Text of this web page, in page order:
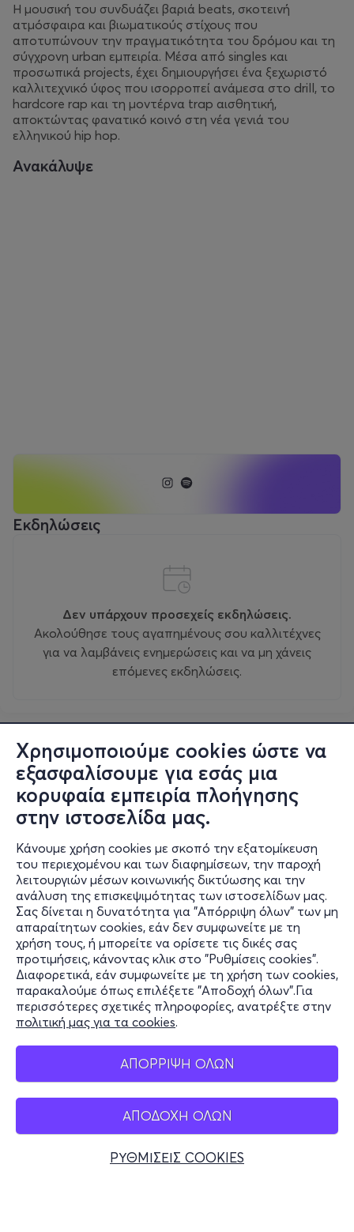
Χρησιμοποιούμε cookies ώστε να
εξασφαλίσουμε για εσάς μια
κορυφαία εμπειρία πλοήγησης
στην ιστοσελίδα μας.
Κάνουμε χρήση cookies με σκοπό την εξατομίκευση
του περιεχομένου και των διαφημίσεων, την παροχή
λειτουργιών μέσων κοινωνικής δικτύωσης και την
ανάλυση της επισκεψιμότητας των ιστοσελίδων μας.
Σας δίνεται η δυνατότητα για "Απόρριψη όλων" των μη
απαραίτητων cookies, εάν δεν συμφωνείτε με τη
χρήση τους, ή μπορείτε να ορίσετε τις δικές σας
προτιμήσεις, κάνοντας κλικ στο "Ρυθμίσεις cookies".
Διαφορετικά, εάν συμφωνείτε με τη χρήση των cookies,
παρακαλούμε όπως επιλέξετε "Αποδοχή όλων".Για
περισσότερες σχετικές πληροφορίες, ανατρέξτε στην
πολιτική μας για τα cookies.
ΑΠΟΡΡΙΨΗ ΟΛΩΝ
ΑΠΟΔΟΧΗ ΟΛΩΝ
ΡΥΘΜΙΣΕΙΣ COOKIES
Η μουσική του συνδυάζει βαριά beats, σκοτεινή
ατμόσφαιρα και βιωματικούς στίχους που
αποτυπώνουν την πραγματικότητα του δρόμου και τη
σύγχρονη urban εμπειρία. Μέσα από singles και
προσωπικά projects, έχει δημιουργήσει ένα ξεχωριστό
καλλιτεχνικό ύφος που ισορροπεί ανάμεσα στο drill, το
hardcore rap και τη μοντέρνα trap αισθητική,
αποκτώντας φανατικό κοινό στη νέα γενιά του
ελληνικού hip hop.
Ανακάλυψε
Εκδηλώσεις
Δεν υπάρχουν προσεχείς εκδηλώσεις.
Ακολούθησε τους αγαπημένους σου καλλιτέχνες
για να λαμβάνεις ενημερώσεις και να μη χάνεις
επόμενες εκδηλώσεις.
Πληροφορίες
Υποστήριξη
Stay Connected
Mobile app